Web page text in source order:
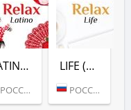
LATINO (RELAX FM)
РОССИЯ (МОСКВА)
LIFE (RELAX FM)
РОССИЯ (МОСКВА)